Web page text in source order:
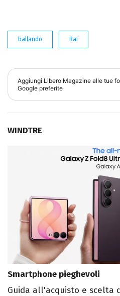
ballando Rai
Aggiungi Libero Magazine alle tue
Google preferite
WINDTRE
Smartphone pieghevoli
Guida all'acquisto e scelta